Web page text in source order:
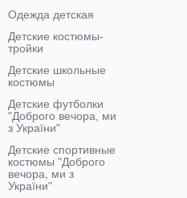
Одежда детская
Детские костюмы-
тройки
Детские школьные
костюмы
Детские футболки
"Доброго вечора, ми
з України"
Детские спортивные
костюмы "Доброго
вечора, ми з
України"